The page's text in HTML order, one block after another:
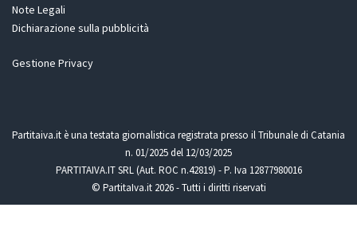
Note Legali
Dichiarazione sulla pubblicità
Gestione Privacy
Partitaiva.it è una testata giornalistica registrata presso il Tribunale di Catania
n. 01/2025 del 12/03/2025
PARTITAIVA.IT SRL (Aut. ROC n.42819) - P. Iva 12877980016
© PartitaIva.it 2026 - Tutti i diritti riservati